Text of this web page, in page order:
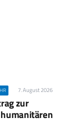
7. August 2026
zur